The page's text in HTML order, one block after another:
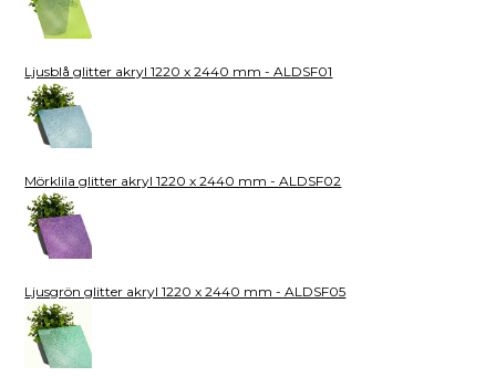
Ljusblå glitter akryl 1220 x 2440 mm - ALDSF01
Mörklila glitter akryl 1220 x 2440 mm - ALDSF02
Ljusgrön glitter akryl 1220 x 2440 mm - ALDSF05